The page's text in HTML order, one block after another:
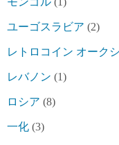
ユーゴスラビア (2)
レトロコイン オーク
レバノン (1)
ロシア (8)
一化 (3)